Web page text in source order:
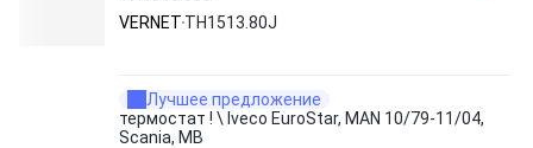
VERNET TH1513.80J
Лучшее предложение
термостат ! \ Iveco EuroStar, MAN 10/79-11/04,
Scania, MB